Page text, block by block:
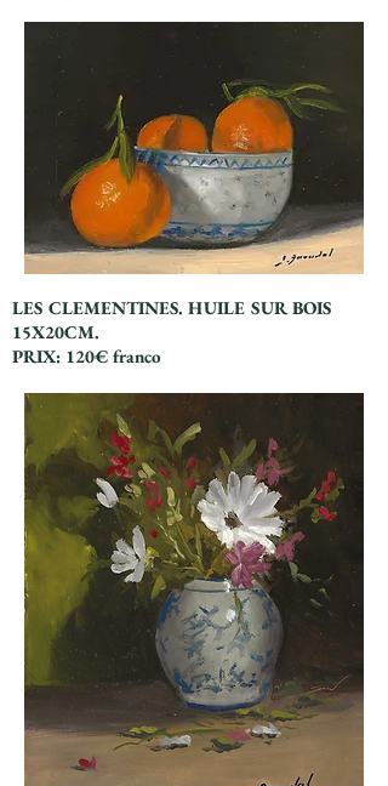
LES CLEMENTINES. HUILE SUR BOIS
15X20CM.
PRIX: 120€ franco